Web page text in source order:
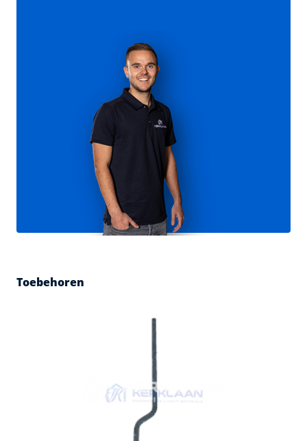
Toebehoren